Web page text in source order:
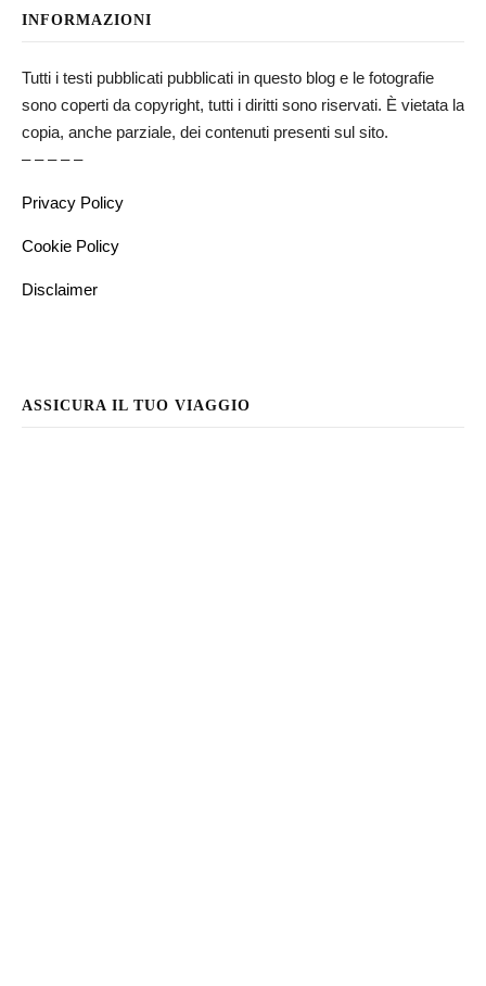
INFORMAZIONI
Tutti i testi pubblicati pubblicati in questo blog e le fotografie
sono coperti da copyright, tutti i diritti sono riservati. È vietata la
copia, anche parziale, dei contenuti presenti sul sito.
– – – – –
Privacy Policy
Cookie Policy
Disclaimer
ASSICURA IL TUO VIAGGIO